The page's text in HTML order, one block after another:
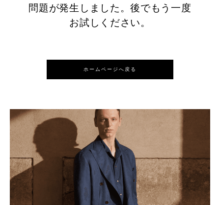
問題が発生しました。後でもう一度
お試しください。
ホームページへ戻る